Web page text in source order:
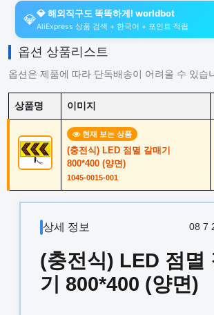
💎💎 해외직구도 똑똑하게! worldbot
AliExpress 상품 검색 + 한국어 + 포인트 적립
옵션 상품리스트
옵션은 제품에 따라 단독배송이 어려울 수 있습
상품명 이미지
현재 보는 상품
(충전식) LED 점멸 갈매기
800*400 (양면)
1045-0015-001
상세 정보 08 7
(충전식) LED 점멸
기 800*400 (양면)